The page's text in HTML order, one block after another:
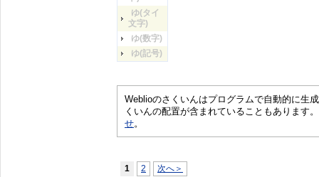
ゆ(タイ
文字)
ゆ(数字)
ゆ(記号)
Weblioのさくいんはプログラムで自動的に生
くいんの配置が含まれていることもあります
せ。
1 2 次へ＞